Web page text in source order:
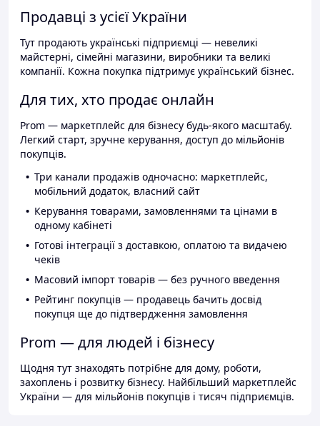
Продавці з усієї України
Тут продають українські підприємці — невеликі
майстерні, сімейні магазини, виробники та великі
компанії. Кожна покупка підтримує український бізнес.
Для тих, хто продає онлайн
Prom — маркетплейс для бізнесу будь-якого масштабу.
Легкий старт, зручне керування, доступ до мільйонів
покупців.
Три канали продажів одночасно: маркетплейс,
мобільний додаток, власний сайт
Керування товарами, замовленнями та цінами в
одному кабінеті
Готові інтеграції з доставкою, оплатою та видачею
чеків
Масовий імпорт товарів — без ручного введення
Рейтинг покупців — продавець бачить досвід
покупця ще до підтвердження замовлення
Prom — для людей і бізнесу
Щодня тут знаходять потрібне для дому, роботи,
захоплень і розвитку бізнесу. Найбільший маркетплейс
України — для мільйонів покупців і тисяч підприємців.